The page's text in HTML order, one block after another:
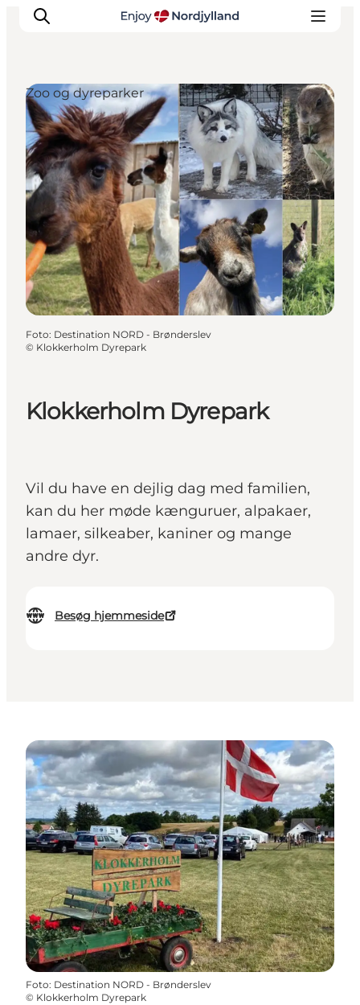
Oplevelser og aktiviteter
Planlæg din tur
Byer og steder
Guides
Det sker
For børn
Klokkerholm Dyrepark
Vil du have en dejlig dag med familien,
kan du her møde kænguruer, alpakaer,
lamaer, silkeaber, kaniner og mange
andre dyr.
Besøg hjemmeside
Zoo og dyreparker
Foto: Destination NORD - Brønderslev
© Klokkerholm Dyrepark
Foto: Destination NORD - Brønderslev
© Klokkerholm Dyrepark